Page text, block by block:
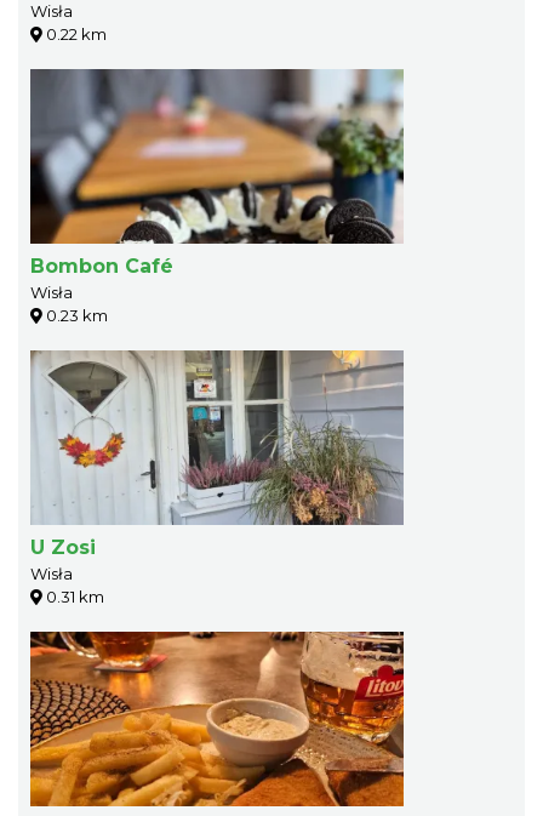
Wisła
0.22 km
Bombon Café
Wisła
0.23 km
U Zosi
Wisła
0.31 km